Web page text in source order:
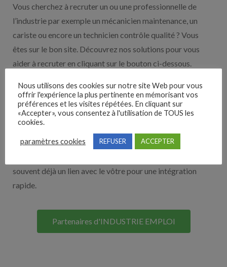
Vous cherchez à recruter un ou une professionnelle de
l’industrie par exemple un mécanicien maintenance, un
cariste ou encore un technicien contrôle qualité ? Vous
êtes sur le bon site. Découvrez nos solutions pour vous
aider à recruter en cliquant sur le bouton ci-dessous.
Nos solutions entreprises
Découvrez nos partenaires ! Moteurs de recherches,
multidiffuseurs, sites payant… nombreux sont nos
souvent déjà un lien avec le vôtre pour une intégration
rapide.
Partenaires d'INDUSTRIE EMPLOI
Nous utilisons des cookies sur notre site Web pour vous
offrir l'expérience la plus pertinente en mémorisant vos
préférences et les visites répétées. En cliquant sur
«Accepter», vous consentez à l'utilisation de TOUS les
cookies.
paramètres cookies REFUSER ACCEPTER